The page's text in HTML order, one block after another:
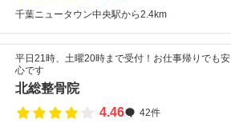
千葉ニュータウン中央駅から2.4km
平日21時、土曜20時まで受付！お仕事帰りでも安
心です
北総整骨院
4.46
42件